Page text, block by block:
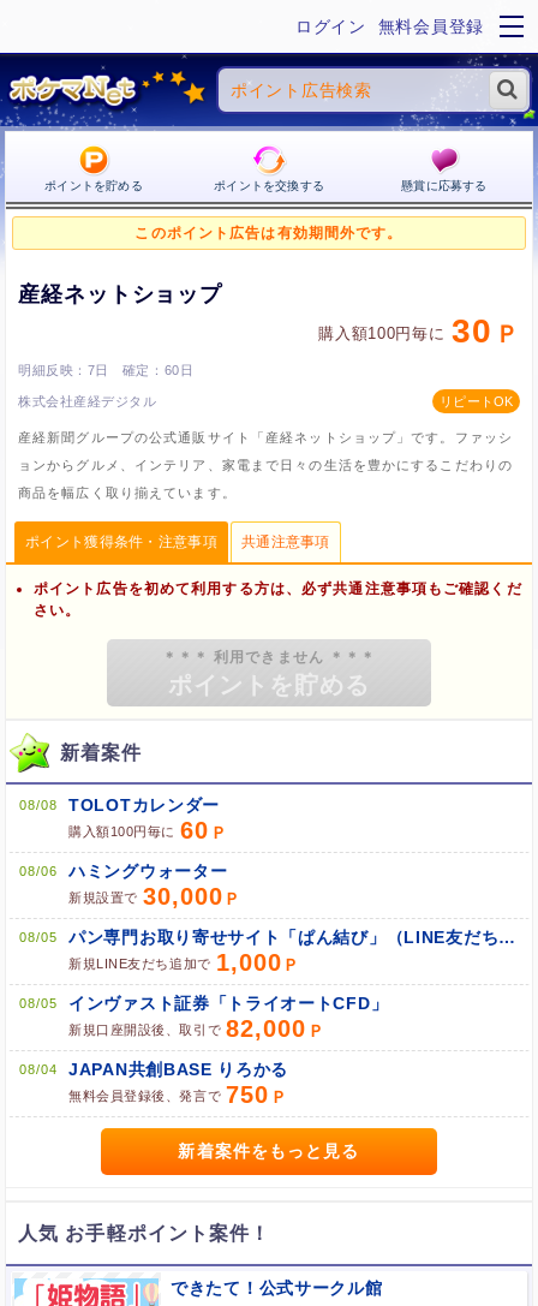
ログイン 無料会員登録
ポイントを貯める ポイントを交換する 懸賞に応募する
このポイント広告は有効期間外です。
産経ネットショップ
購入額100円毎に 30
7日 60日
株式会社産経デジタル
産経新聞グループの公式通販サイト「産経ネットショップ」です。ファッシ
ョンからグルメ、インテリア、家電まで日々の生活を豊かにするこだわりの
商品を幅広く取り揃えています。
ポイント獲得条件・注意事項 共通注意事項
ポイント広告を初めて利用する方は、必ず共通注意事項もご確認くだ
さい。
ブラウザのクッキー情報を削除する
ブラウザのアプリ、ウィンドウ、タブを閉じる
他のサイトにアクセスする
ブラウザのクッキー情報を全て削除してブラウザを再起動
ポケマNetにログインして「ポイント対象リンク」からポイント
新着案件
08/08 TOLOTカレンダー
購入額100円毎に 60
08/06 ハミングウォーター
新規設置で 30,000
08/05 パン専門お取り寄せサイト「ぱん結び」（LINE友だち追加）
新規LINE友だち追加で 1,000
08/05 インヴァスト証券「トライオートCFD」
新規口座開設後、取引で 82,000
08/04 JAPAN共創BASE りろかる
無料会員登録後、発言で 750
新着案件をもっと見る
人気 お手軽ポイント案件！
できたて！公式サークル館